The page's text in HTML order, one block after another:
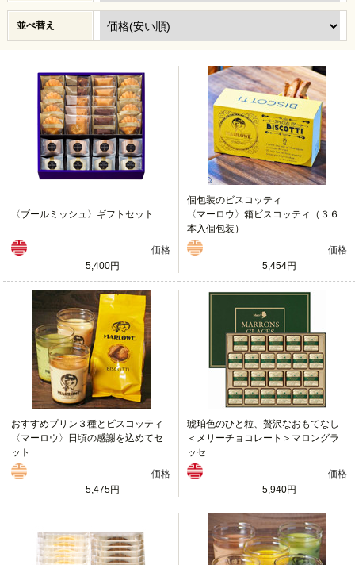
並べ替え
〈ブールミッシュ〉ギフトセット
価格
5,400円
個包装のビスコッティ
〈マーロウ〉箱ビスコッティ（３６
本入個包装）
価格
5,454円
おすすめプリン３種とビスコッティ
〈マーロウ〉日頃の感謝を込めてセ
ット
価格
5,475円
琥珀色のひと粒、贅沢なおもてなし
＜メリーチョコレート＞マロングラ
ッセ
価格
5,940円